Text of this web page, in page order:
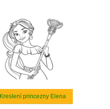
Kreslení princezny Elena